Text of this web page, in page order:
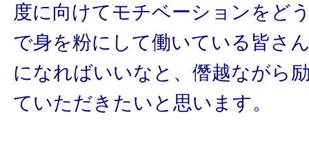
度に向けてモチベーションをど
で身を粉にして働いている皆さ
になればいいなと、僭越ながら
ていただきたいと思います。